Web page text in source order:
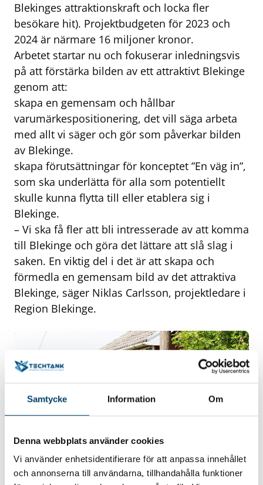
Samtycke Information Om
Denna webbplats använder cookies
Vi använder enhetsidentifierare för att anpassa innehållet
och annonserna till användarna, tillhandahålla funktioner
Blekinges attraktionskraft och locka fler
besökare hit). Projektbudgeten för 2023 och
2024 är närmare 16 miljoner kronor.
Arbetet startar nu och fokuserar inledningsvis
på att förstärka bilden av ett attraktivt Blekinge
genom att:
skapa en gemensam och hållbar
varumärkespositionering, det vill säga arbeta
med allt vi säger och gör som påverkar bilden
av Blekinge.
skapa förutsättningar för konceptet ”En väg in”,
som ska underlätta för alla som potentiellt
skulle kunna flytta till eller etablera sig i
Blekinge.
– Vi ska få fler att bli intresserade av att komma
till Blekinge och göra det lättare att slå slag i
saken. En viktig del i det är att skapa och
förmedla en gemensam bild av det attraktiva
Blekinge, säger Niklas Carlsson, projektledare i
Region Blekinge.